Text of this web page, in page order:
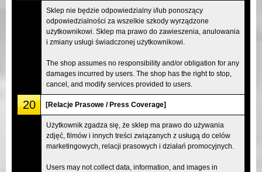
Sklep nie będzie odpowiedzialny i/lub ponoszący
odpowiedzialności za wszelkie szkody wyrządzone
użytkownikowi. Sklep ma prawo do zawieszenia, anulowania
i zmiany usługi świadczonej użytkownikowi.
The shop assumes no responsibility and/or obligation for any
damages incurred by users. The shop has the right to stop,
cancel, and modify services provided to users.
20 [Relacje Prasowe / Press Coverage]
Użytkownik zgadza się, że sklep ma prawo do używania
zdjęć, filmów i innych treści związanych z usługą do celów
marketingowych, relacji prasowych i działań promocyjnych.
Users may not collect data, information, and images in